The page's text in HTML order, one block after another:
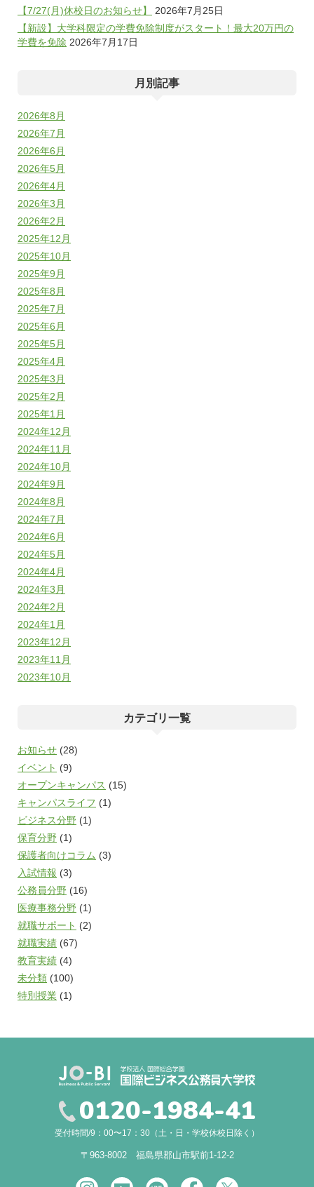
【7/27(月)休校日のお知らせ】
2026年7月25日
【新設】大学科限定の学費免除制度がスタート！最大20万円の
学費を免除 2026年7月17日
月別記事
2026年8月
2026年7月
2026年6月
2026年5月
2026年4月
2026年3月
2026年2月
2025年12月
2025年10月
2025年9月
2025年8月
2025年7月
2025年6月
2025年5月
2025年4月
2025年3月
2025年2月
2025年1月
2024年12月
2024年11月
2024年10月
2024年9月
2024年8月
2024年7月
2024年6月
2024年5月
2024年4月
2024年3月
2024年2月
2024年1月
2023年12月
2023年11月
2023年10月
カテゴリ一覧
お知らせ (28)
イベント (9)
オープンキャンパス (15)
キャンパスライフ (1)
ビジネス分野 (1)
保育分野 (1)
保護者向けコラム (3)
入試情報 (3)
公務員分野 (16)
医療事務分野 (1)
就職サポート (2)
就職実績 (67)
教育実績 (4)
未分類 (100)
特別授業 (1)
0120-1984-41
受付時間/9：00〜17：30（土・日・学校休校日除く）
〒963-8002 福島県郡山市駅前1-12-2